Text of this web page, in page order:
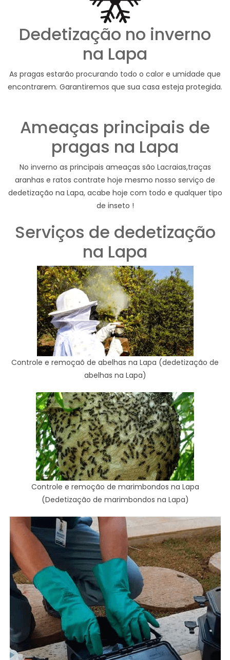
Dedetização no inverno
na Lapa
As pragas estarão procurando todo o calor e umidade que
encontrarem. Garantiremos que sua casa esteja protegida.
Ameaças principais de
pragas na Lapa
No inverno as principais ameaças são Lacraias,traças
aranhas e ratos contrate hoje mesmo nosso serviço de
dedetização na Lapa, acabe hoje com todo e qualquer tipo
de inseto !
Serviços de dedetização
na Lapa
Controle e remoçaõ de abelhas na Lapa (dedetização de
abelhas na Lapa)
Controle e remoção de marimbondos na Lapa
(Dedetização de marimbondos na Lapa)